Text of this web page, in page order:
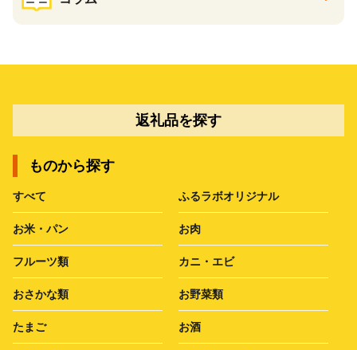
返礼品を探す
ものから探す
すべて ふるラボオリジナル
お米・パン お肉
フルーツ類 カニ・エビ
おさかな類 お野菜類
たまご お酒